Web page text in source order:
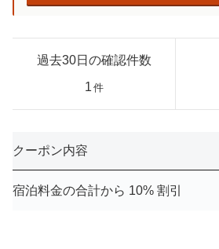
過去30日の確認件数
1件
クーポン内容
宿泊料金の合計から 10% 割引